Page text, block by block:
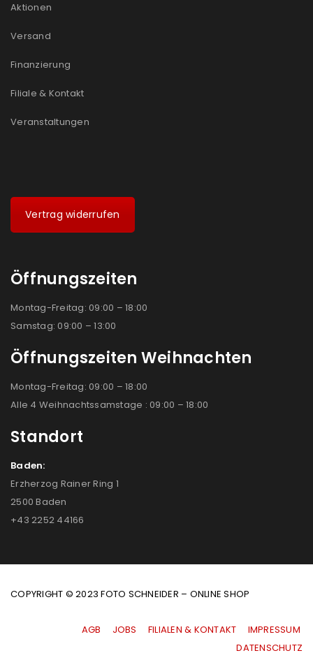
Aktionen
Versand
Finanzierung
Filiale & Kontakt
Veranstaltungen
Vertrag widerrufen
Öffnungszeiten
Montag-Freitag: 09:00 – 18:00
Samstag: 09:00 – 13:00
Öffnungszeiten Weihnachten
Montag-Freitag: 09:00 – 18:00
Alle 4 Weihnachtssamstage : 09:00 – 18:00
Standort
Baden:
Erzherzog Rainer Ring 1
2500 Baden
+43 2252 44166
COPYRIGHT © 2023 FOTO SCHNEIDER – ONLINE SHOP
AGB JOBS FILIALEN & KONTAKT
IMPRESSUM
|DATENSCHUTZ